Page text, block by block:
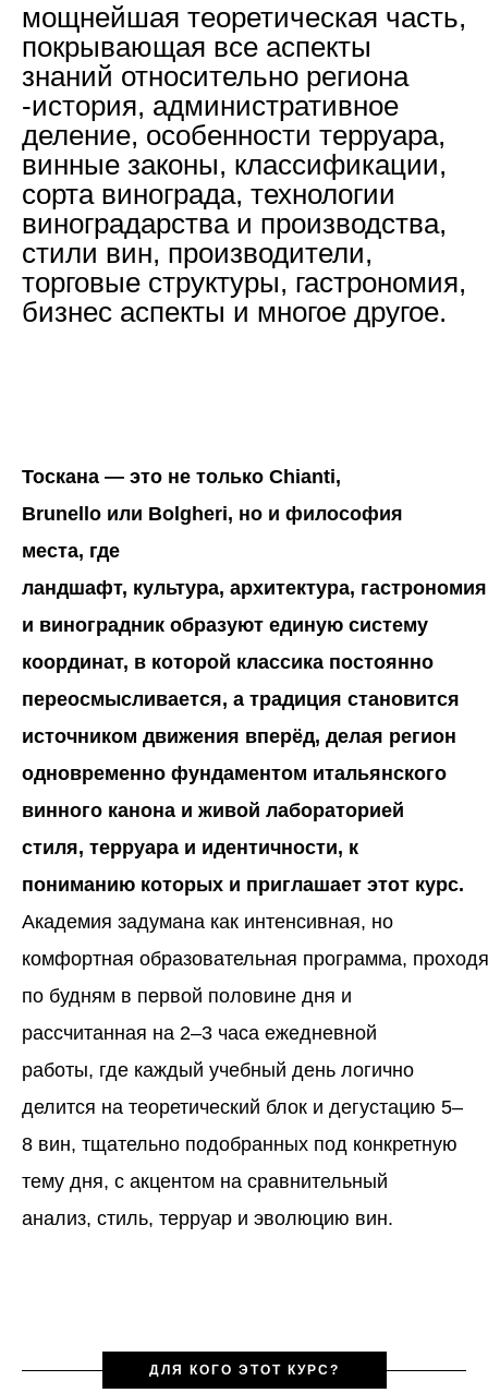
мощнейшая теоретическая часть,
покрывающая все аспекты
знаний относительно региона
-история, административное
деление, особенности терруара,
винные законы, классификации,
сорта винограда, технологии
виноградарства и производства,
стили вин, производители,
торговые структуры, гастрономия,
бизнес аспекты и многое другое.
Тоскана — это не только Chianti,
Brunello или Bolgheri, но и философия
места, где
ландшафт, культура, архитектура, гастрономия
и виноградник образуют единую систему
координат, в которой классика постоянно
переосмысливается, а традиция становится
источником движения вперёд, делая регион
одновременно фундаментом итальянского
винного канона и живой лабораторией
стиля, терруара и идентичности, к
пониманию которых и приглашает этот курс.
Академия задумана как интенсивная, но
комфортная образовательная программа,
по будням в первой половине дня и
рассчитанная на 2–3 часа ежедневной
работы, где каждый учебный день логично
делится на теоретический блок и дегустацию 5–
8 вин, тщательно подобранных под конкретную
тему дня, с акцентом на сравнительный
анализ, стиль, терруар и эволюцию вин.
ДЛЯ КОГО ЭТОТ КУРС?